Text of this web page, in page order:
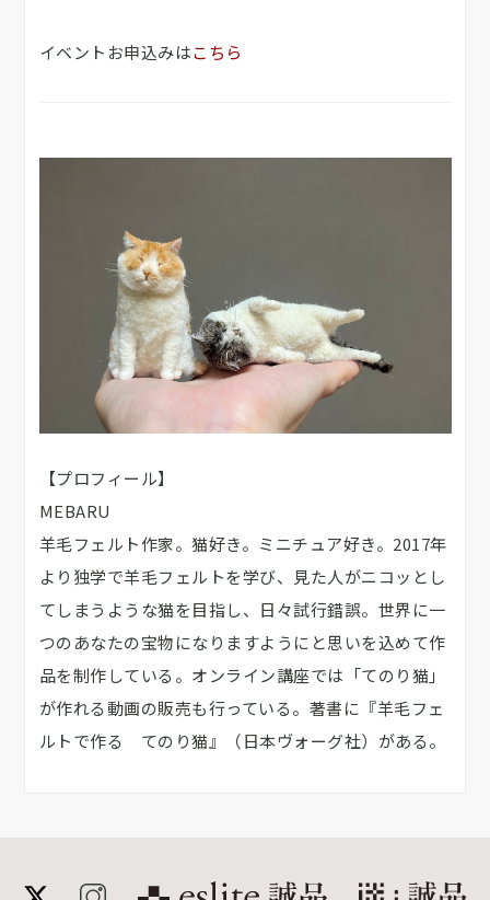
イベントお申込みはこちら
【プロフィール】
MEBARU
羊毛フェルト作家。猫好き。ミニチュア好き。2017年
より独学で羊毛フェルトを学び、見た人がニコッとし
てしまうような猫を目指し、日々試行錯誤。世界に一
つのあなたの宝物になりますようにと思いを込めて作
品を制作している。オンライン講座では「てのり猫」
が作れる動画の販売も行っている。著書に『羊毛フェ
ルトで作る てのり猫』（日本ヴォーグ社）がある。